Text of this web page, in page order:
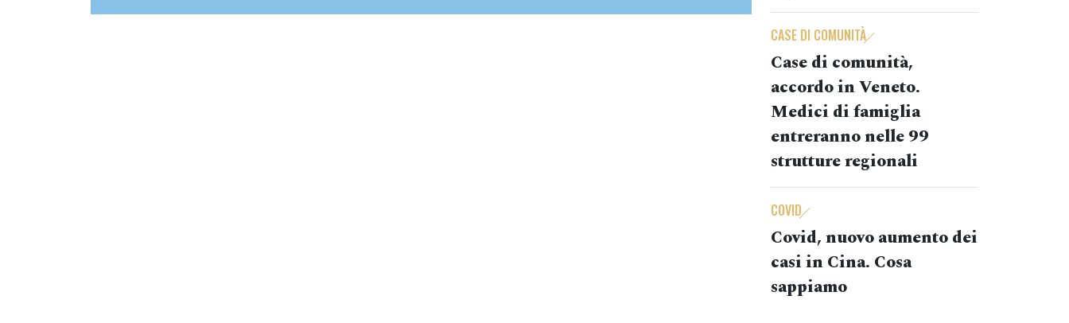
CASE DI COMUNITÀ
Case di comunità,
accordo in Veneto.
Medici di famiglia
entreranno nelle 99
strutture regionali
COVID
Covid, nuovo aumento dei
casi in Cina. Cosa
sappiamo